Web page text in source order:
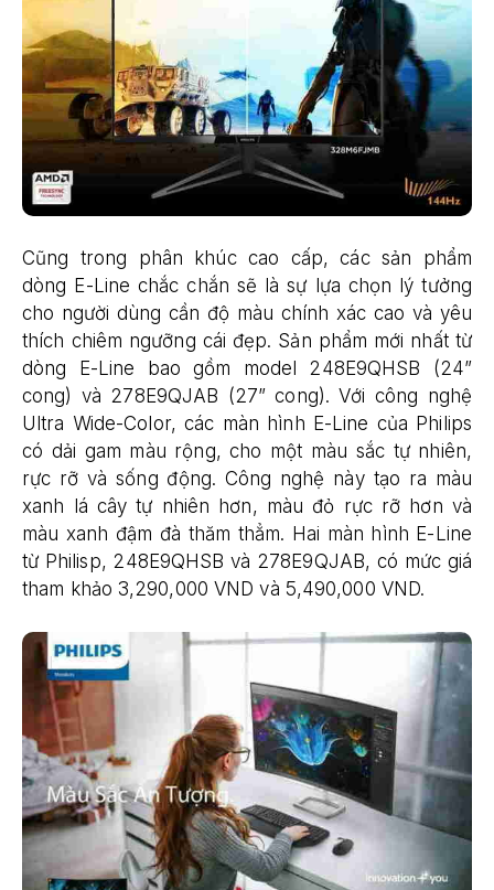
Cũng trong phân khúc cao cấp, các sản phẩm
dòng E-Line chắc chắn sẽ là sự lựa chọn lý tưởng
cho người dùng cần độ màu chính xác cao và yêu
thích chiêm ngưỡng cái đẹp. Sản phẩm mới nhất từ
dòng E-Line bao gồm model 248E9QHSB (24”
cong) và 278E9QJAB (27” cong). Với công nghệ
Ultra Wide-Color, các màn hình E-Line của Philips
có dải gam màu rộng, cho một màu sắc tự nhiên,
rực rỡ và sống động. Công nghệ này tạo ra màu
xanh lá cây tự nhiên hơn, màu đỏ rực rỡ hơn và
màu xanh đậm đà thăm thẳm. Hai màn hình E-Line
từ Philisp, 248E9QHSB và 278E9QJAB, có mức giá
tham khảo 3,290,000 VND và 5,490,000 VND.